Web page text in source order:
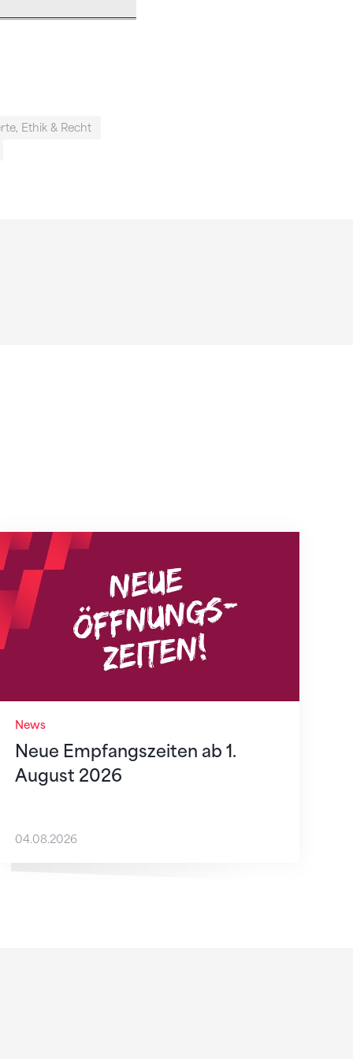
Ethik & Recht
News
Neue Empfangszeiten ab 1.
August 2026
Empfangszeiten ab 1. August 2026
04.08.2026